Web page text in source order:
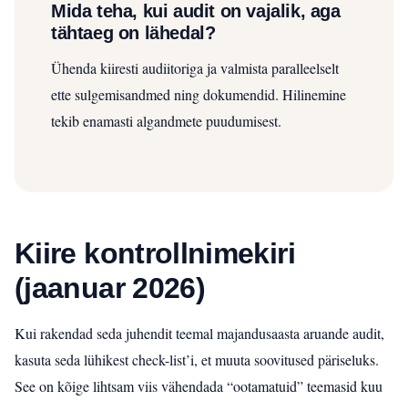
Mida teha, kui audit on vajalik, aga
tähtaeg on lähedal?
Ühenda kiiresti audiitoriga ja valmista paralleelselt
ette sulgemisandmed ning dokumendid. Hilinemine
tekib enamasti algandmete puudumisest.
Kiire kontrollnimekiri
(jaanuar 2026)
Kui rakendad seda juhendit teemal majandusaasta aruande audit,
kasuta seda lühikest check-list’i, et muuta soovitused päriseluks.
See on kõige lihtsam viis vähendada “ootamatuid” teemasid kuu